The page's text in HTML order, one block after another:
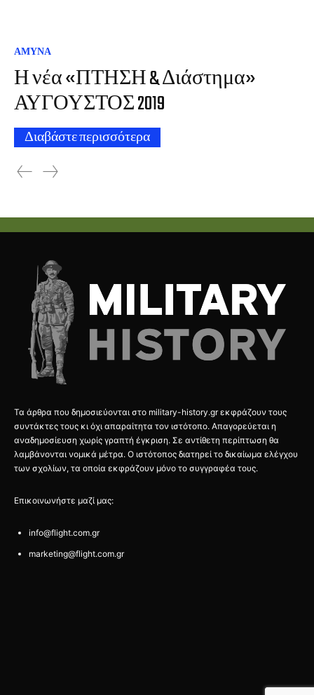
ΑΜΥΝΑ
Η νέα «ΠΤΗΣΗ & Διάστημα»
ΑΥΓΟΥΣΤΟΣ 2019
Διαβάστε περισσότερα
Τα άρθρα που δημοσιεύονται στο military-history.gr εκφράζουν τους
συντάκτες τους κι όχι απαραίτητα τον ιστότοπο. Απαγορεύεται η
αναδημοσίευση χωρίς γραπτή έγκριση. Σε αντίθετη περίπτωση θα
λαμβάνονται νομικά μέτρα. Ο ιστότοπος διατηρεί το δικαίωμα ελέγχου
των σχολίων, τα οποία εκφράζουν μόνο το συγγραφέα τους.
Επικοινωνήστε μαζί μας:
info@flight.com.gr
marketing@flight.com.gr